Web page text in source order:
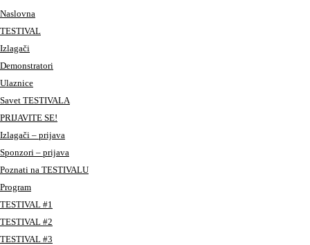
Naslovna
TESTIVAL
Izlagači
Demonstratori
Ulaznice
Savet TESTIVALA
PRIJAVITE SE!
Izlagači – prijava
Sponzori – prijava
Poznati na TESTIVALU
Program
TESTIVAL #1
TESTIVAL #2
TESTIVAL #3